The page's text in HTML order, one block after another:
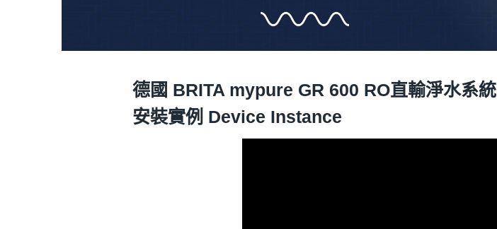
德國 BRITA mypure GR 600 RO直輸淨水系統
安裝實例 Device Instance